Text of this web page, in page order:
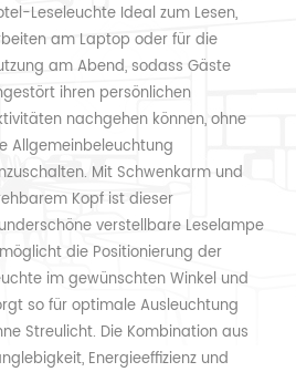
Leseleuchte Ideal zum Lesen,
am Laptop oder für die
am Abend, sodass Gäste
ihren persönlichen
nachgehen können, ohne
Allgemeinbeleuchtung
Mit Schwenkarm und
Kopf ist dieser
verstellbare Leselampe
die Positionierung der
im gewünschten Winkel und
so für optimale Ausleuchtung
Streulicht. Die Kombination aus
Energieeffizienz und